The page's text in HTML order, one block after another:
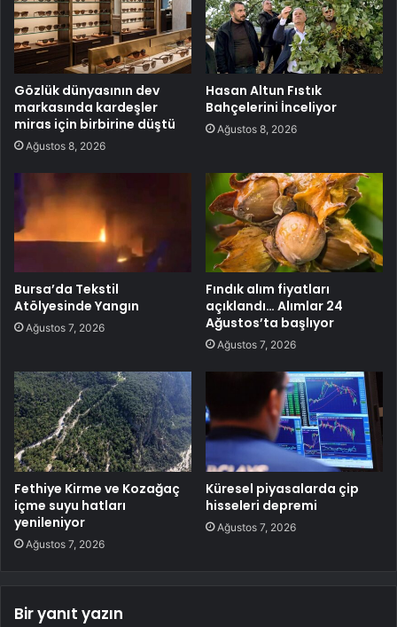
Gözlük dünyasının dev
markasında kardeşler
miras için birbirine düştü
Ağustos 8, 2026
Hasan Altun Fıstık
Bahçelerini İnceliyor
Ağustos 8, 2026
Bursa’da Tekstil
Atölyesinde Yangın
Ağustos 7, 2026
Fındık alım fiyatları
açıklandı… Alımlar 24
Ağustos’ta başlıyor
Ağustos 7, 2026
Fethiye Kirme ve Kozağaç
içme suyu hatları
yenileniyor
Ağustos 7, 2026
Küresel piyasalarda çip
hisseleri depremi
Ağustos 7, 2026
Bir yanıt yazın